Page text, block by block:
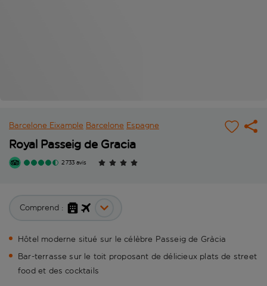
Barcelone Eixample Barcelone Espagne
Royal Passeig de Gracia
2 733 avis
Comprend :
Hôtel moderne situé sur le célèbre Passeig de Gràcia
Bar-terrasse sur le toit proposant de délicieux plats de street
food et des cocktails